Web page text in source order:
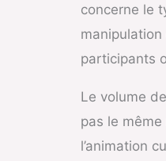
concerne le
participants
Le volume
pas le
l’animation